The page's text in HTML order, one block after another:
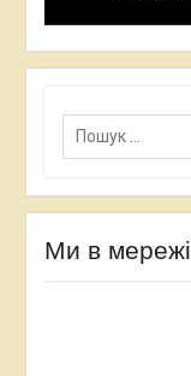
П
у
к
:
Ми в мережі